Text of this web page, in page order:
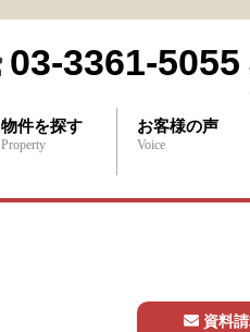
03-3361-5055
物件を探す
Property
お客様の声
Voice
資料